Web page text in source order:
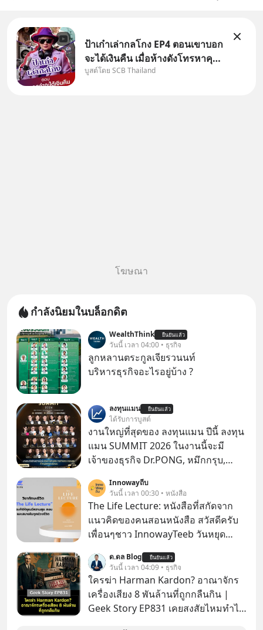
ป้าเก๋าเล่ากลโกง EP4 ตอนเขาบอก
จะได้เงินคืน เมื่อห้างดังโทรหาคุณ
วิยะดา แจ้งเรื่องเคลมสินค้าแล้ว
บูสต์โดย SCB Thailand
โฆษณา
กำลังนิยมในบล็อกดิต
WealthThink ยืนยันแล้ว
วันนี้ เวลา 04:00 • ธุรกิจ
ลูกหลานตระกูลเจียรวนนท์
บริหารธุรกิจอะไรอยู่บ้าง ?
ลงทุนแมน ยืนยันแล้ว
ได้รับการบูสต์
งานใหญ่ที่สุดของ ลงทุนแมน ปีนี้ ลงทุน
แมน SUMMIT 2026 ในงานนี้จะมี
เจ้าของธุรกิจ Dr.PONG, หมึกกรุบ,
Fastwork, MizuMi, KARMART, อิชิตัน
มาแชร์ความรู้การสร้างธุรกิจ
Innowayถีบ
วันนี้ เวลา 00:30 • หนังสือ
The Life Lecture: หนังสือที่สกัดจาก
แนวคิดของคนสอนหนังสือ สวัสดีครับ
เพื่อนๆชาว InnowayTeeb วันหยุด
สนใจจบแล้วเกิดคำถามว่า
ด.ดล Blog ยืนยันแล้ว
วันนี้ เวลา 04:09 • ธุรกิจ
ใครฆ่า Harman Kardon? อาณาจักร
เครื่องเสียง 8 พันล้านที่ถูกกลืนกิน |
Geek Story EP831 เคยสงสัยไหมทำไม